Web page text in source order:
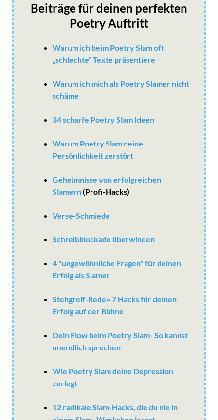
Beiträge für deinen perfekten
Poetry Auftritt
Warum ich beim Poetry Slam oft
„schlechte“ Texte präsentiere
Warum ich mich als Poetry Slamer nicht
schäme
34 scharfe Poetry Slam Ideen
Warum Poetry Slam deine
Persönlichkeit zerstört
Geheimnisse von erfolgreichen
Slamern(Profi-Hacks)
Verse-Schmiede
Schreibblockade überwinden
4 "ungewöhnliche Fragen" für deinen
Erfolg als Slamer
Stehgreif-Rede= 7 Hacks für deinen
Erfolg auf der Bühne
Dein Flow beim Poetry Slam- So kannst
unendlich sprechen
Wie Poetry Slam deine Depression
zerlegt
12 radikale Slam-Hacks, die du nie in